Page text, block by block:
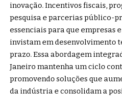
inovação. Incentivos fiscais,
pesquisa e parcerias público-
essenciais para que empresas
invistam em desenvolvimento
prazo. Essa abordagem
Janeiro mantenha um ciclo
promovendo soluções que
da indústria e consolidam a